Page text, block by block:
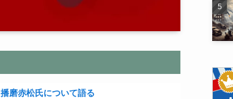
播磨赤松氏について語る